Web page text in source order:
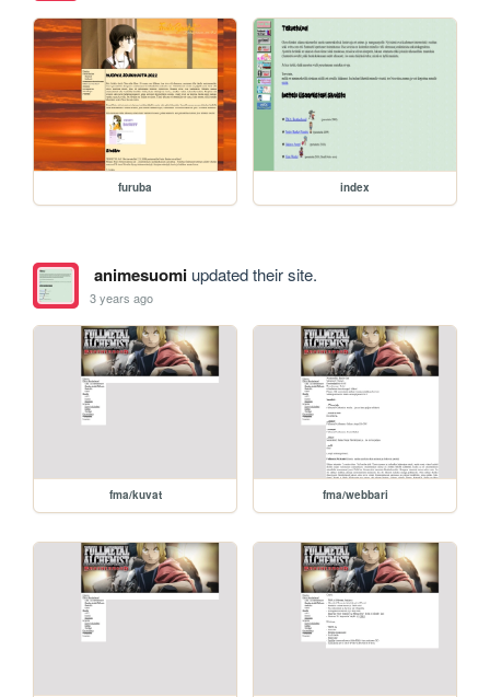
furuba index
animesuomiupdated their site.
3 years ago
fma/kuvat fma/webbari